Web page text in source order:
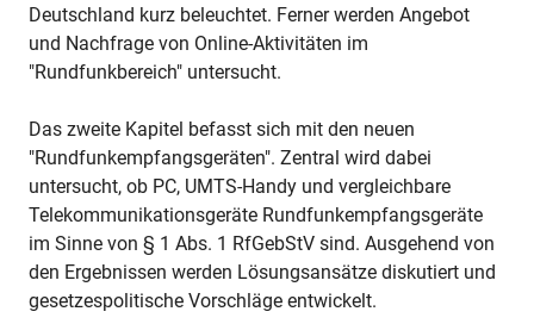
Deutschland kurz beleuchtet. Ferner werden Angebot
und Nachfrage von Online-Aktivitäten im
"Rundfunkbereich" untersucht.
Das zweite Kapitel befasst sich mit den neuen
"Rundfunkempfangsgeräten". Zentral wird dabei
untersucht, ob PC, UMTS-Handy und vergleichbare
Telekommunikationsgeräte Rundfunkempfangsgeräte
im Sinne von § 1 Abs. 1 RfGebStV sind. Ausgehend von
den Ergebnissen werden Lösungsansätze diskutiert und
gesetzespolitische Vorschläge entwickelt.